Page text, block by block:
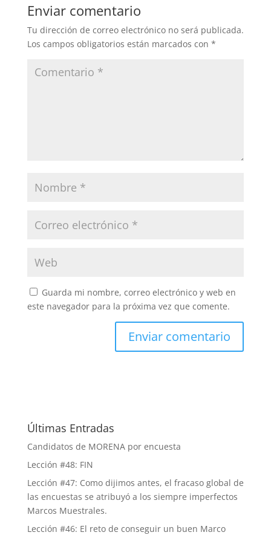
Enviar comentario
Tu dirección de correo electrónico no será publicada.
Los campos obligatorios están marcados con *
Guarda mi nombre, correo electrónico y web en
este navegador para la próxima vez que comente.
Últimas Entradas
Candidatos de MORENA por encuesta
Lección #48: FIN
Lección #47: Como dijimos antes, el fracaso global de
las encuestas se atribuyó a los siempre imperfectos
Marcos Muestrales.
Lección #46: El reto de conseguir un buen Marco